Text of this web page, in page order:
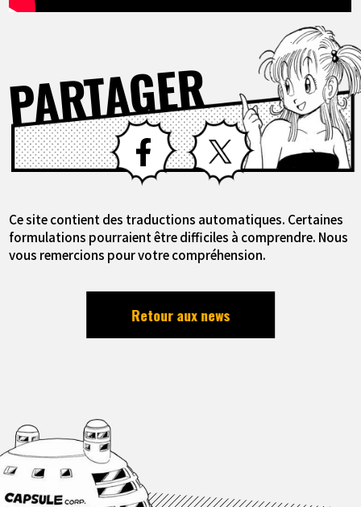
PARTAGERFacebook X
Ce site contient des traductions automatiques. Certaines
formulations pourraient être difficiles à comprendre. Nous
vous remercions pour votre compréhension.
Retour aux news